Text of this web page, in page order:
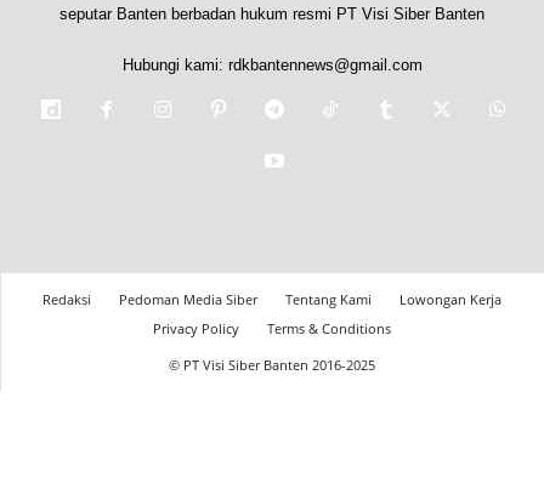
seputar Banten berbadan hukum resmi PT Visi Siber Banten
Hubungi kami: rdkbantennews@gmail.com
Redaksi Pedoman Media Siber Tentang Kami
Lowongan Kerja
Privacy Policy
Terms & Conditions
© PT Visi Siber Banten 2016-2025